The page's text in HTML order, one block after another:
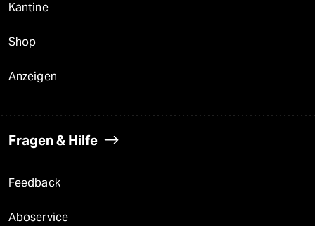
Kantine
Shop
Anzeigen
Fragen & Hilfe
Feedback
Aboservice